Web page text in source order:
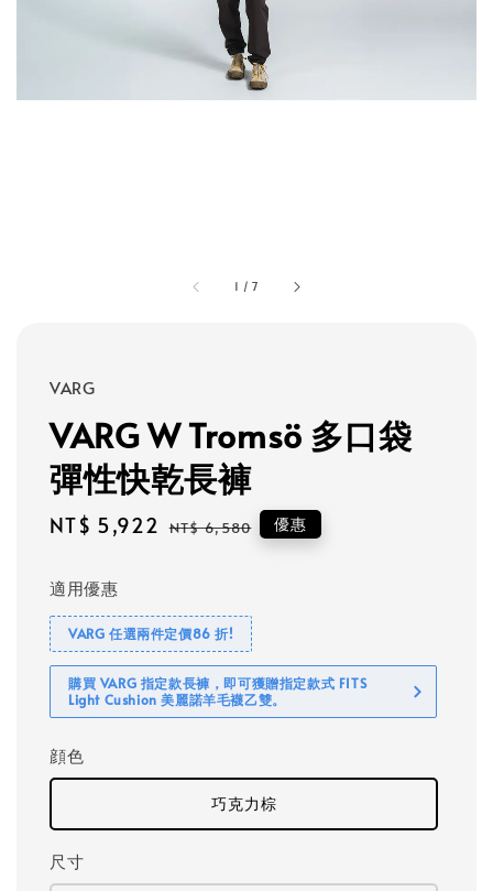
1 /7
VARG
VARG W Tromsö 多口袋
彈性快乾長褲
Sale
NT$ 5,922 Regular
NT$ 6,580 優惠
適用優惠
VARG 任選兩件定價86 折!
購買 VARG 指定款長褲，即可獲贈指定款式 FITS
Light Cushion 美麗諾羊毛襪乙雙。
顔色
巧克力棕
尺寸